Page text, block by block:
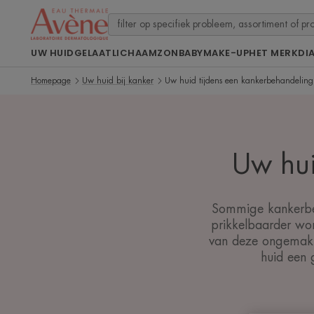
UW HUIDGELAATLICHAAMZONBABYMAKE-UPHET MERK
Homepage Uw huid bij kanker Uw huid tijdens een kankerbehandeling
Uw
Sommige
prikkelbaarder
van deze
huid een